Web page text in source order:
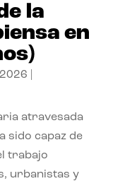
la
en
atravesada
sido capaz de
trabajo
urbanistas y